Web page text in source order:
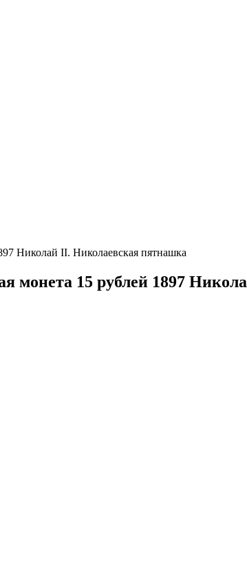
Николай II. Николаевская пятнашка
монета 15 рублей 1897